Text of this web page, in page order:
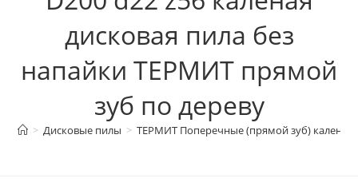
дисковая пила без
напайки ТЕРМИТ прямой
зуб по дереву
> Дисковые пилы > ТЕРМИТ Поперечные (прямой зуб) каленые